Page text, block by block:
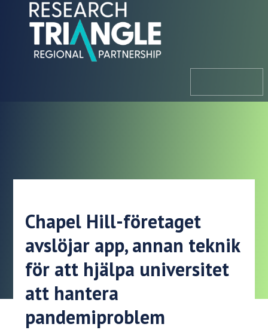
Hoppa till innehållet
Chapel Hill-företaget
avslöjar app, annan teknik
för att hjälpa universitet
att hantera
pandemiproblem